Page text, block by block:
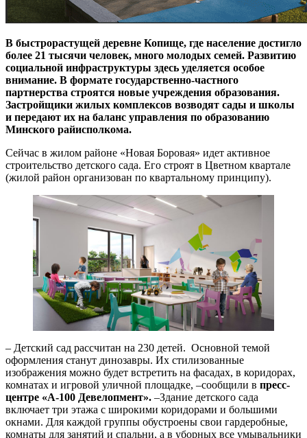
В быстрорастущей деревне Копище, где население достигло
более 21 тысячи человек, много молодых семей. Развитию
социальной инфраструктуры здесь уделяется особое
внимание. В формате государственно-частного
партнерства строятся новые учреждения образования.
Застройщики жилых комплексов возводят сады и школы
и передают их на баланс управления по образованию
Минского райисполкома.
Сейчас в жилом районе «Новая Боровая» идет активное
строительство детского сада. Его строят в Цветном квартале
(жилой район организован по квартальному принципу).
– Детский сад рассчитан на 230 детей. Основной темой
оформления станут динозавры. Их стилизованные
изображения можно будет встретить на фасадах, в коридорах,
комнатах и игровой уличной площадке, –сообщили в пресс-
центре «А-100 Девелопмент». –Здание детского сада
включает три этажа с широкими коридорами и большими
окнами. Для каждой группы обустроены свои гардеробные,
комнаты для занятий и спальни, а в уборных все умывальники